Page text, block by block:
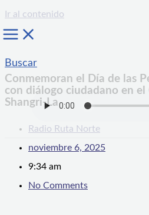
Ir al contenido
Buscar
Conmemoran el Día de las
con diálogo ciudadano en
Shangri-La
Radio Ruta Norte
noviembre 6, 2025
9:34 am
No Comments